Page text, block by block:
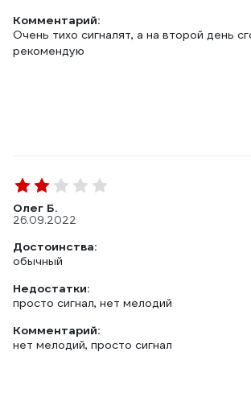
Комментарий:
Очень тихо сигналят, а на второй день
рекомендую
Олег Б.
26.09.2022
Достоинства:
обычный
Недостатки:
просто сигнал, нет мелодий
Комментарий:
нет мелодий, просто сигнал